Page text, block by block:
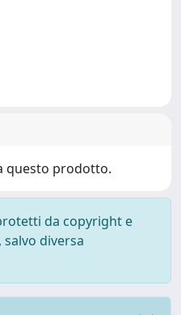
questo prodotto.
da copyright e
diversa